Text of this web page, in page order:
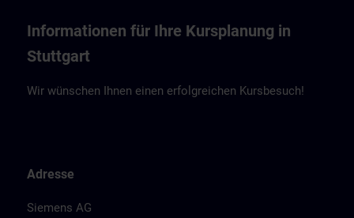
Informationen für Ihre Kursplanung in
Stuttgart
Wir wünschen Ihnen einen erfolgreichen Kursbesuch!
Adresse
Siemens AG